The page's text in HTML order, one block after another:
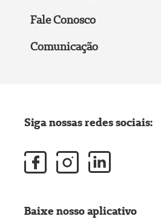
Fale Conosco
Comunicação
Siga nossas redes sociais:
Baixe nosso aplicativo